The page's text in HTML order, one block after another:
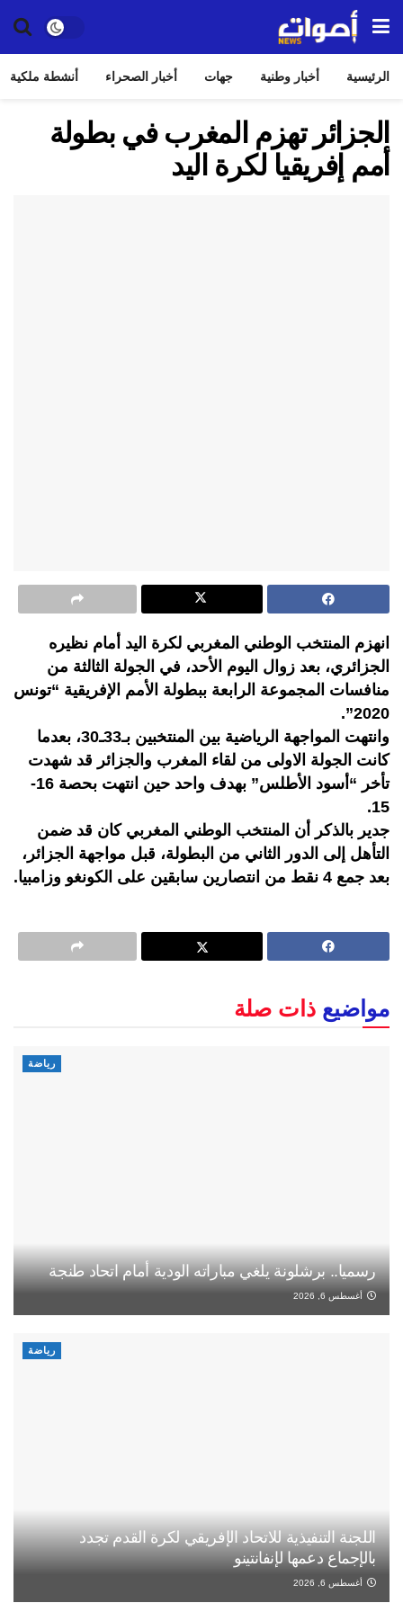
الرئيسية أخبار وطنية جهات أخبار الصحراء أنشطة ملكية
الجزائر تهزم المغرب في بطولة
أمم إفريقيا لكرة اليد
انهزم المنتخب الوطني المغربي لكرة اليد أمام نظيره
الجزائري، بعد زوال اليوم الأحد، في الجولة الثالثة من
منافسات المجموعة الرابعة ببطولة الأمم الإفريقية “تونس
2020”.
وانتهت المواجهة الرياضية بين المنتخبين بـ33ـ30، بعدما
كانت الجولة الاولى من لقاء المغرب والجزائر قد شهدت
تأخر “أسود الأطلس” بهدف واحد حين انتهت بحصة 16-
15.
جدير بالذكر أن المنتخب الوطني المغربي كان قد ضمن
التأهل إلى الدور الثاني من البطولة، قبل مواجهة الجزائر،
بعد جمع 4 نقط من انتصارين سابقين على الكونغو وزامبيا.
مواضيع ذات صلة
رياضة
رسميا.. برشلونة يلغي مباراته الودية أمام اتحاد طنجة
أغسطس 6, 2026
رياضة
اللجنة التنفيذية للاتحاد الإفريقي لكرة القدم تجدد
بالإجماع دعمها لإنفانتينو
أغسطس 6, 2026